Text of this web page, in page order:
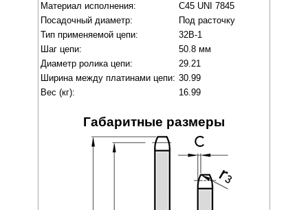
Материал исполнения:
C45 UNI 7845
Посадочный диаметр:
Под расточку
Тип применяемой цепи:
32B-1
Шаг цепи:
50.8 мм
Диаметр ролика цепи:
29.21
Ширина между платинами цепи: 30.99
Вес (кг):
16.99
Габаритные размеры